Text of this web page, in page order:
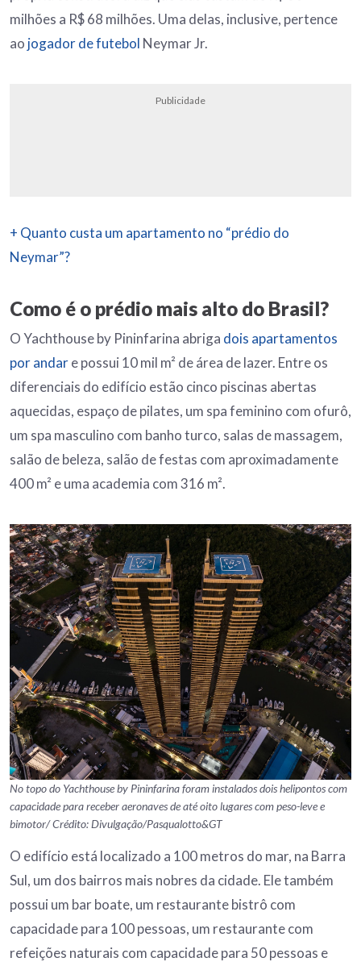
milhões a R$ 68 milhões. Uma delas, inclusive, pertence
ao jogador de futebol Neymar Jr.
Publicidade
+ Quanto custa um apartamento no “prédio do
Neymar”?
Como é o prédio mais alto do Brasil?
O Yachthouse by Pininfarina abriga dois apartamentos
por andare possui 10 mil m² de área de lazer. Entre os
diferenciais do edifício estão cinco piscinas abertas
aquecidas, espaço de pilates, um spa feminino com ofurô,
um spa masculino com banho turco, salas de massagem,
salão de beleza, salão de festas com aproximadamente
400 m² e uma academia com 316 m².
No topo do Yachthouse by Pininfarina foram instalados dois helipontos com
capacidade para receber aeronaves de até oito lugares com peso-leve e
bimotor/ Crédito: Divulgação/Pasqualotto&GT
O edifício está localizado a 100 metros do mar, na Barra
Sul, um dos bairros mais nobres da cidade. Ele também
possui um bar boate, um restaurante bistrô com
capacidade para 100 pessoas, um restaurante com
refeições naturais com capacidade para 50 pessoas e